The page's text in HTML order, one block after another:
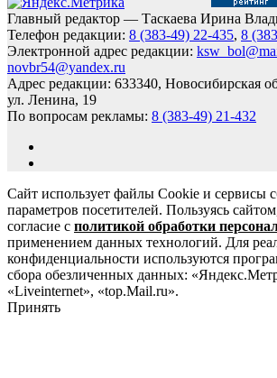
Главный редактор — Таскаева Ирина
Телефон редакции: 8 (383-49) 22-435, 8
Электронной адрес редакции:
novbr54@yandex.ru
Адрес редакции: 633340, Новосибирская
ул. Ленина, 19
По вопросам рекламы: 8 (383-49) 21-432
Сайт использует файлы Cookie и сервисы
параметров посетителей. Пользуясь
согласие с политикой обработки
применением данных технологий. Для
конфиденциальности используются
сбора обезличенных данных:
«Liveinternet», «top.Mail.ru».
Принять